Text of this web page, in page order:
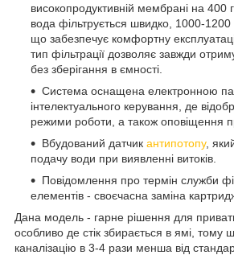
високопродуктивній мембрані на 400
вода фільтрується швидко, 1000-1200
що забезпечує комфортну
тип фільтрації дозволяє завжди
без зберігання в ємності.
Система оснащена електронною
інтелектуального керування, де
режими роботи, а також оповіщення
Вбудований датчик антипотопу,
подачу води при виявленні витоків.
Повідомлення про термін служби
елементів - своєчасна заміна
Дана модель - гарне рішення для
особливо де стік збирається в ямі, тому
каналізацію в 3-4 рази менша від